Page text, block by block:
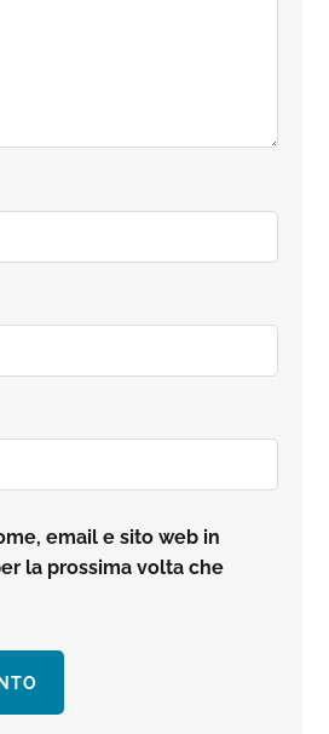
email e sito web in
la prossima volta che